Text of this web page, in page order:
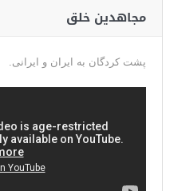
مجاهدین خلق
پشت کردگان به ایران و ایرانی.